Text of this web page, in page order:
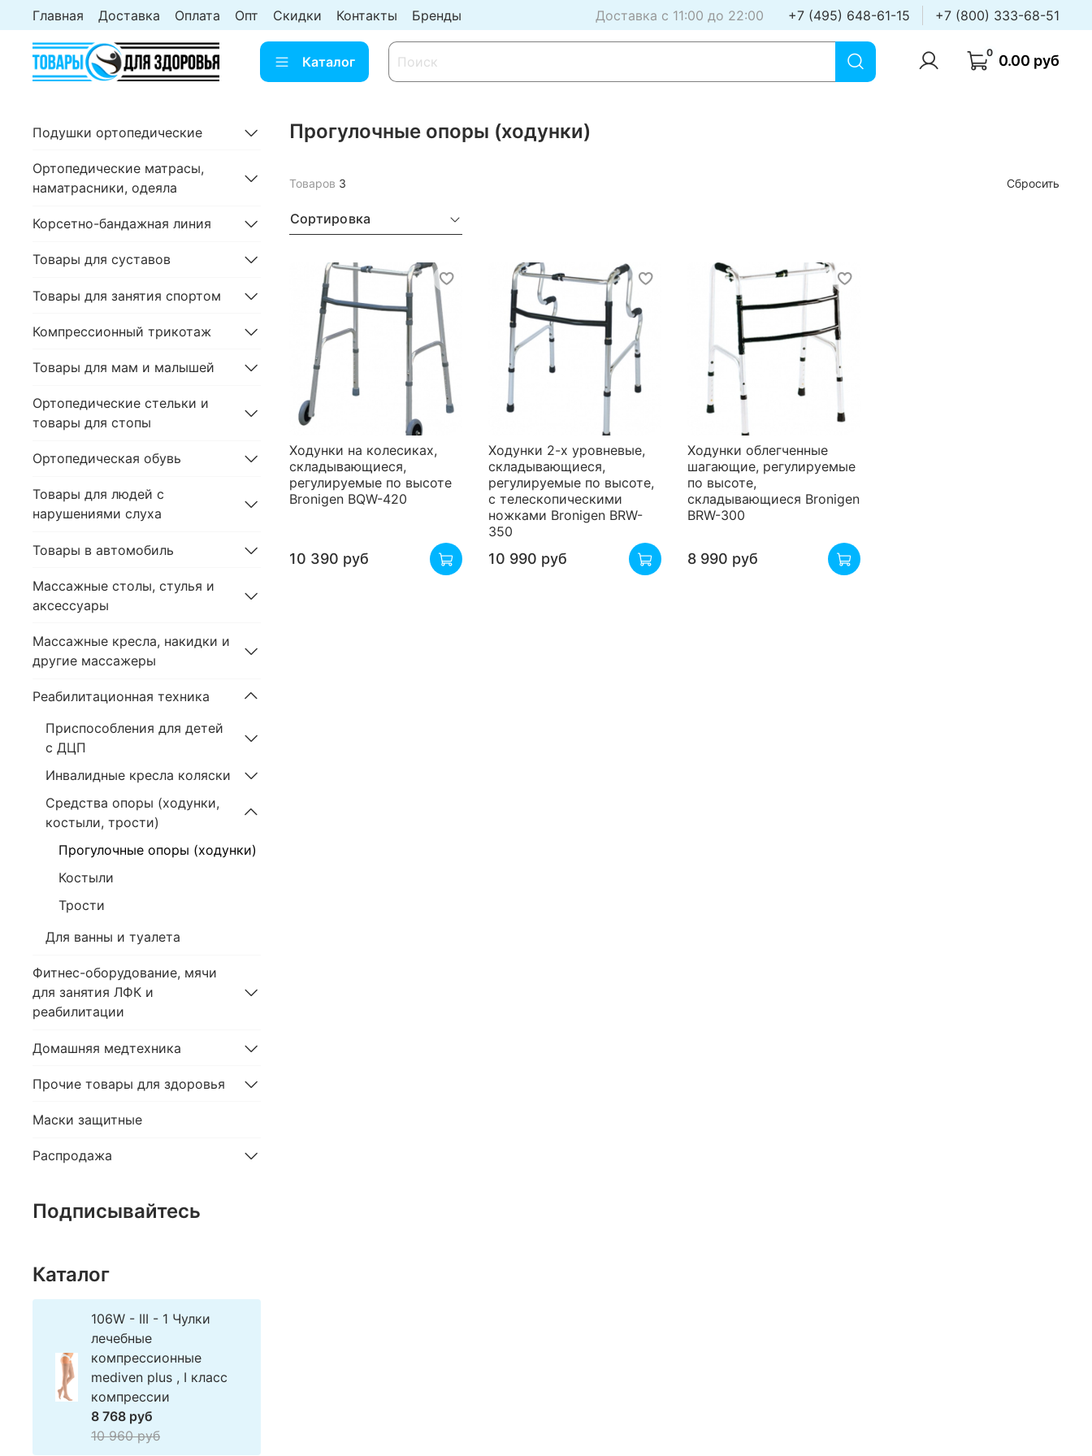
Главная Доставка Оплата Опт Скидки Контакты Бренды Доставка с 11:00 до 22:00 +7 (495) 648-61-15 +7 (800) 333-68-51
Каталог
0 0.00 руб
Прогулочные опоры (ходунки)
Товаров 3 Сбросить
Сортировка
Ходунки на колесиках,
складывающиеся,
регулируемые по высоте
Bronigen BQW-420
10 390 руб
Ходунки 2-х уровневые,
складывающиеся,
регулируемые по высоте,
с телескопическими
ножками Bronigen BRW-
350
10 990 руб
Ходунки облегченные
шагающие, регулируемые
по высоте,
складывающиеся Bronigen
BRW-300
8 990 руб
Подушки ортопедические
Ортопедические матрасы,
наматрасники, одеяла
Корсетно-бандажная линия
Товары для суставов
Товары для занятия спортом
Компрессионный трикотаж
Товары для мам и малышей
Ортопедические стельки и
товары для стопы
Ортопедическая обувь
Товары для людей с
нарушениями слуха
Товары в автомобиль
Массажные столы, стулья и
аксессуары
Массажные кресла, накидки и
другие массажеры
Реабилитационная техника
Приспособления для детей
с ДЦП
Инвалидные кресла коляски
Средства опоры (ходунки,
костыли, трости)
Прогулочные опоры (ходунки)
Костыли
Трости
Для ванны и туалета
Фитнес-оборудование, мячи
для занятия ЛФК и
реабилитации
Домашняя медтехника
Прочие товары для здоровья
Маски защитные
Распродажа
Подписывайтесь
Каталог
106W - III - 1 Чулки
лечебные
компрессионные
mediven plus , I класс
компрессии
8 768 руб
10 960 руб